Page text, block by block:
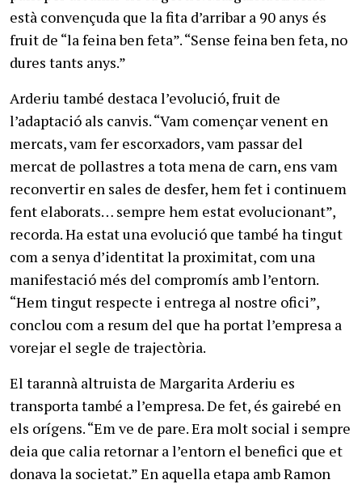
està convençuda que la fita d’arribar a 90 anys és
fruit de “la feina ben feta”. “Sense feina ben feta, no
dures tants anys.”
Arderiu també destaca l’evolució, fruit de
l’adaptació als canvis. “Vam començar venent en
mercats, vam fer escorxadors, vam passar del
mercat de pollastres a tota mena de carn, ens vam
reconvertir en sales de desfer, hem fet i continuem
fent elaborats… sempre hem estat evolucionant”,
recorda. Ha estat una evolució que també ha tingut
com a senya d’identitat la proximitat, com una
manifestació més del compromís amb l’entorn.
“Hem tingut respecte i entrega al nostre ofici”,
conclou com a resum del que ha portat l’empresa a
vorejar el segle de trajectòria.
El tarannà altruista de Margarita Arderiu es
transporta també a l’empresa. De fet, és gairebé en
els orígens. “Em ve de pare. Era molt social i sempre
deia que calia retornar a l’entorn el benefici que et
donava la societat.” En aquella etapa amb Ramon